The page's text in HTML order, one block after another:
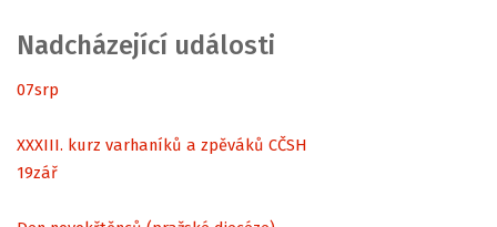
Nadcházející události
07srp
XXXIII. kurz varhaníků a zpěváků CČSH
19zář